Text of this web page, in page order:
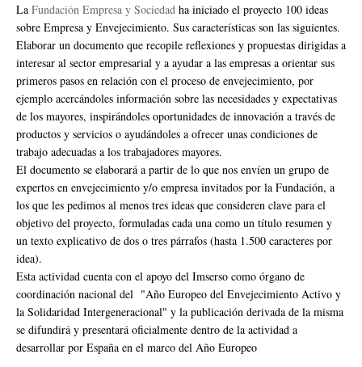
La Fundación Empresa y Sociedad ha iniciado el proyecto 100 ideas
sobre Empresa y Envejecimiento. Sus características son las siguientes.
Elaborar un documento que recopile reflexiones y propuestas dirigidas a
interesar al sector empresarial y a ayudar a las empresas a orientar sus
primeros pasos en relación con el proceso de envejecimiento, por
ejemplo acercándoles información sobre las necesidades y expectativas
de los mayores, inspirándoles oportunidades de innovación a través de
productos y servicios o ayudándoles a ofrecer unas condiciones de
trabajo adecuadas a los trabajadores mayores.
El documento se elaborará a partir de lo que nos envíen un grupo de
expertos en envejecimiento y/o empresa invitados por la Fundación, a
los que les pedimos al menos tres ideas que consideren clave para el
objetivo del proyecto, formuladas cada una como un título resumen y
un texto explicativo de dos o tres párrafos (hasta 1.500 caracteres por
idea).
Esta actividad cuenta con el apoyo del Imserso como órgano de
coordinación nacional del "Año Europeo del Envejecimiento Activo y
la Solidaridad Intergeneracional" y la publicación derivada de la misma
se difundirá y presentará oficialmente dentro de la actividad a
desarrollar por España en el marco del Año Europeo